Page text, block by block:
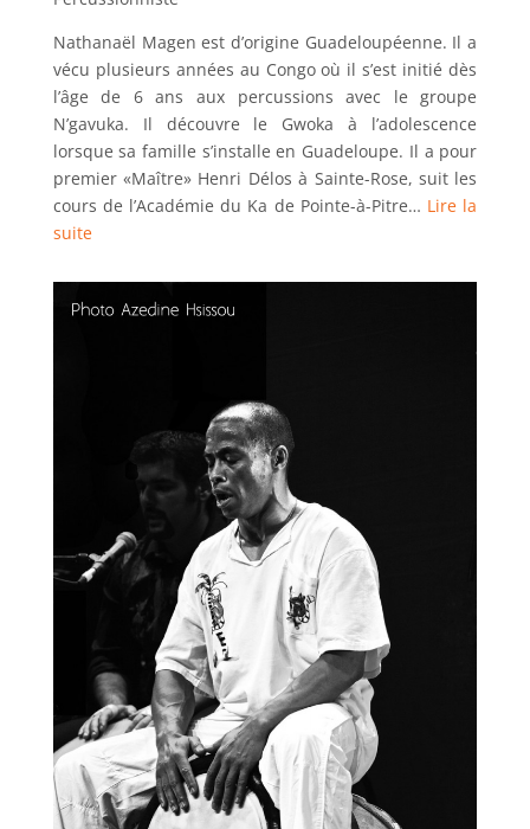
Nathanaël Magen est d’origine Guadeloupéenne. Il a
vécu plusieurs années au Congo où il s’est initié dès
l’âge de 6 ans aux percussions avec le groupe
N’gavuka. Il découvre le Gwoka à l’adolescence
lorsque sa famille s’installe en Guadeloupe. Il a pour
premier «Maître» Henri Délos à Sainte-Rose, suit les
cours de l’Académie du Ka de Pointe-à-Pitre… Lire la
suite